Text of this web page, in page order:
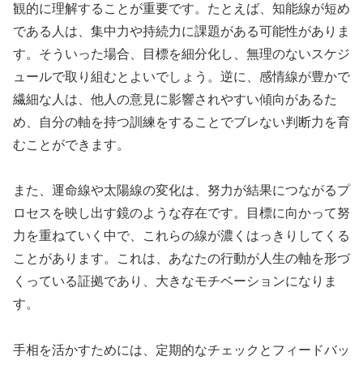
観的に理解することが重要です。たとえば、知能線が短め
である人は、集中力や持続力に課題がある可能性がありま
す。そういった場合、目標を細分化し、無理のないスケジ
ュールで取り組むとよいでしょう。逆に、感情線が豊かで
繊細な人は、他人の意見に影響されやすい傾向があるた
め、自分の軸を持つ訓練をすることでブレない判断力を育
むことができます。
また、運命線や太陽線の変化は、努力が結果につながるプ
ロセスを映し出す鏡のような存在です。目標に向かって努
力を重ねていく中で、これらの線が濃くはっきりしてくる
ことがあります。これは、あなたの行動が人生の軸を形づ
くっている証拠であり、大きなモチベーションになりま
す。
手相を活かすためには、定期的なチェックとフィードバッ